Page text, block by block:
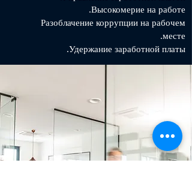
Высокомерие на работе.
Разоблачение коррупции на рабочем
месте.
Удержание заработной платы.